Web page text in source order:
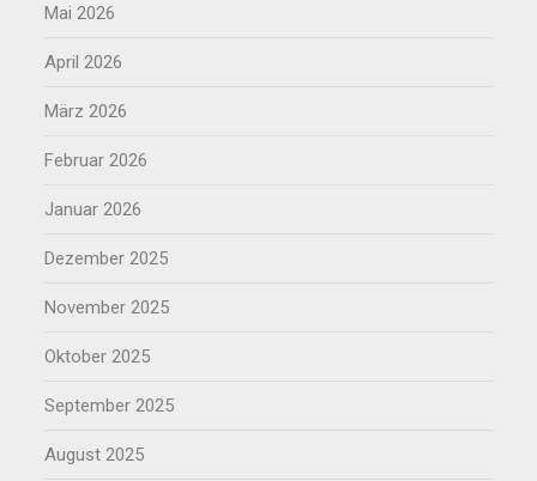
Mai 2026
April 2026
März 2026
Februar 2026
Januar 2026
Dezember 2025
November 2025
Oktober 2025
September 2025
August 2025